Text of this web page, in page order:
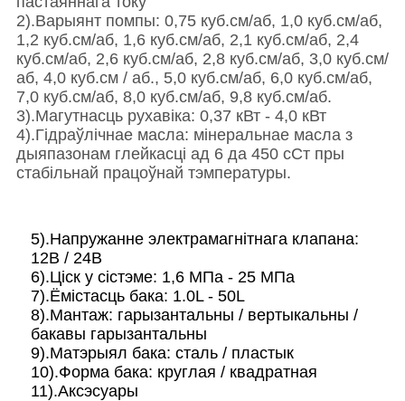
2).Варыянт помпы: 0,75 куб.см/аб, 1,0 куб.см/аб,
1,2 куб.см/аб, 1,6 куб.см/аб, 2,1 куб.см/аб, 2,4
куб.см/аб, 2,6 куб.см/аб, 2,8 куб.см/аб, 3,0 куб.см/
аб, 4,0 куб.см / аб., 5,0 куб.см/аб, 6,0 куб.см/аб,
7,0 куб.см/аб, 8,0 куб.см/аб, 9,8 куб.см/аб.
3).Магутнасць рухавіка: 0,37 кВт - 4,0 кВт
4).Гідраўлічнае масла: мінеральнае масла з
дыяпазонам глейкасці ад 6 да 450 сСт пры
стабільнай працоўнай тэмпературы.
5).Напружанне электрамагнітнага клапана:
12В / 24В
6).Ціск у сістэме: 1,6 МПа - 25 МПа
7).Ёмістасць бака: 1.0L - 50L
8).Мантаж: гарызантальны / вертыкальны /
бакавы гарызантальны
9).Матэрыял бака: сталь / пластык
10).Форма бака: круглая / квадратная
11).Аксэсуары